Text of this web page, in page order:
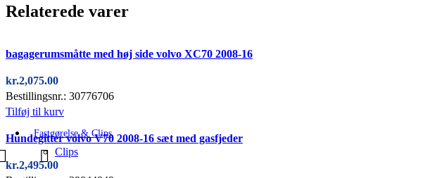
Fastgørelse & Clips
Clips
Relaterede varer
bagagerumsmåtte med høj side volvo XC70 2008-16
kr.2,075.00
Bestillingsnr.: 30776706
Tilføj til kurv
Hundegitter volvo V70 2008-16 sæt med gasfjeder
kr.2,495.00